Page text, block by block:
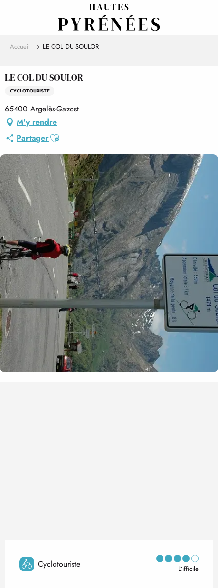
Accueil LE COL DU SOULOR
LE COL DU SOULOR
CYCLOTOURISTE
65400 Argelès-Gazost
M'y rendre
PartagerAjouter aux favoris
Cyclotouriste Difficile